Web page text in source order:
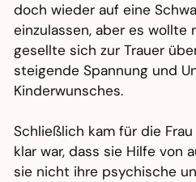
doch wieder auf eine
einzulassen, aber es wollte
gesellte sich zur Trauer
steigende Spannung und
Kinderwunsches.
Schließlich kam für die
klar war, dass sie Hilfe von
sie nicht ihre psychische